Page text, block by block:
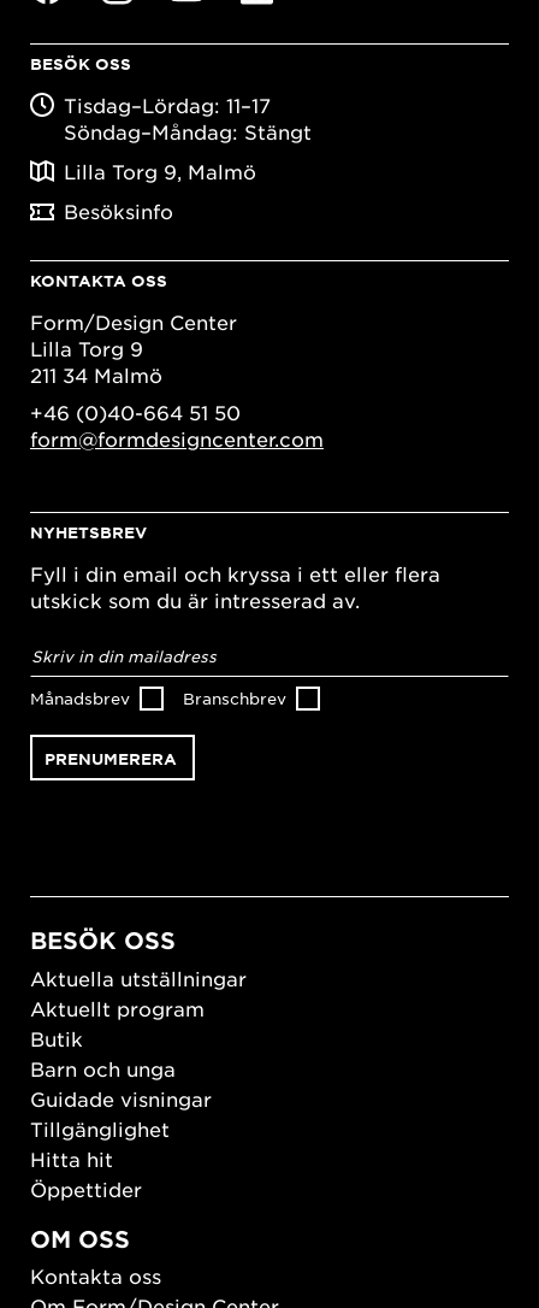
BESÖK OSS
Tisdag–Lördag: 11–17
Söndag–Måndag: Stängt
Lilla Torg 9, Malmö
Besöksinfo
KONTAKTA OSS
Form/Design Center
Lilla Torg 9
211 34 Malmö
+46 (0)40-664 51 50
form@formdesigncenter.com
NYHETSBREV
Fyll i din email och kryssa i ett eller flera
utskick som du är intresserad av.
postadress*
Månadsbrev Branschbrev
BESÖK OSS
Aktuella utställningar
Aktuellt program
Butik
Barn och unga
Guidade visningar
Tillgänglighet
Hitta hit
Öppettider
OM OSS
Kontakta oss